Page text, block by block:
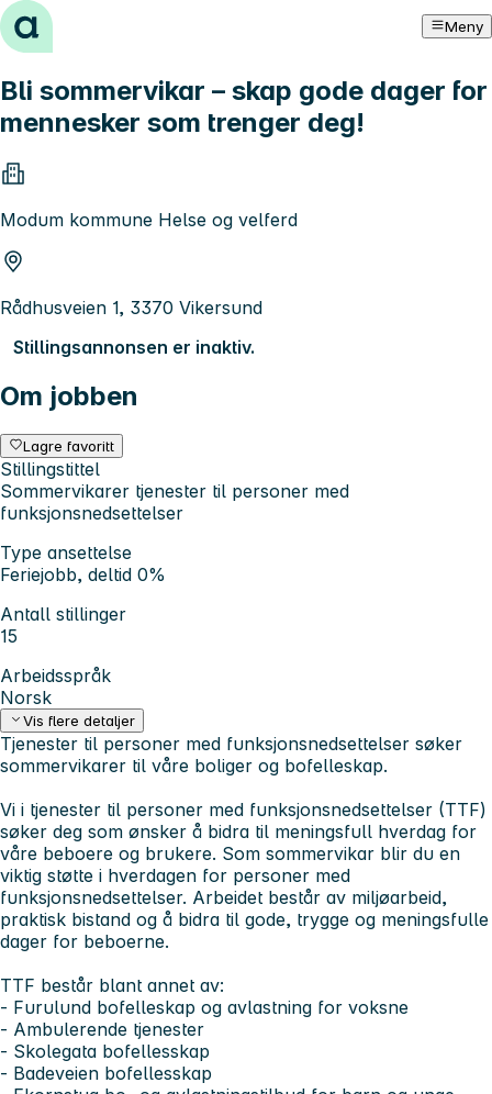
Hopp til innhold Meny
Bli sommervikar – skap gode dager for
mennesker som trenger deg!
Modum kommune Helse og velferd
Rådhusveien 1, 3370 Vikersund
Stillingsannonsen er inaktiv.
Om jobben
Lagre favoritt
Stillingstittel
Sommervikarer tjenester til personer med
funksjonsnedsettelser
Type ansettelse
Feriejobb, deltid 0%
Antall stillinger
15
Arbeidsspråk
Norsk
Vis flere detaljer
Tjenester til personer med funksjonsnedsettelser søker
sommervikarer til våre boliger og bofelleskap.
Vi i tjenester til personer med funksjonsnedsettelser (TTF)
søker deg som ønsker å bidra til meningsfull hverdag for
våre beboere og brukere. Som sommervikar blir du en
viktig støtte i hverdagen for personer med
funksjonsnedsettelser. Arbeidet består av miljøarbeid,
praktisk bistand og å bidra til gode, trygge og meningsfulle
dager for beboerne.
TTF består blant annet av:
- Furulund bofelleskap og avlastning for voksne
- Ambulerende tjenester
- Skolegata bofellesskap
- Badeveien bofellesskap